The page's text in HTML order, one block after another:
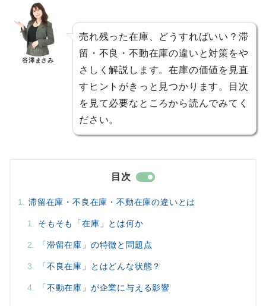
谷澤まさみ
売れ残った在庫、どうすればいい？滞
留・不良・不動在庫の違いと対策をや
さしく解説します。在庫の価値を見直
すヒントがきっと見つかります。目次
を見て必要なところから読んでみてく
ださい。
目次
滞留在庫・不良在庫・不動在庫の違いとは
そもそも「在庫」とは何か
「滞留在庫」の特徴と問題点
「不良在庫」とはどんな状態？
「不動在庫」が企業に与える影響